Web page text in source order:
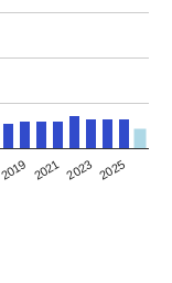
2019 2021 2023 2025